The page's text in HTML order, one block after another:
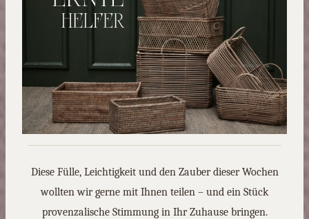
Diese Fülle, Leichtigkeit und den Zauber dieser Wochen
wollten wir gerne mit Ihnen teilen – und ein Stück
provenzalische Stimmung in Ihr Zuhause bringen.